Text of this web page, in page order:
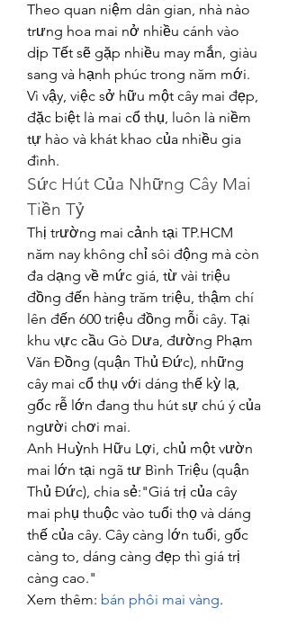
Theo quan niệm dân gian, nhà nào
trưng hoa mai nở nhiều cánh vào
dịp Tết sẽ gặp nhiều may mắn, giàu
sang và hạnh phúc trong năm mới.
Vì vậy, việc sở hữu một cây mai đẹp,
đặc biệt là mai cổ thụ, luôn là niềm
tự hào và khát khao của nhiều gia
đình.
Sức Hút Của Những Cây Mai
Tiền Tỷ
Thị trường mai cảnh tại TP.HCM
năm nay không chỉ sôi động mà còn
đa dạng về mức giá, từ vài triệu
đồng đến hàng trăm triệu, thậm chí
lên đến 600 triệu đồng mỗi cây. Tại
khu vực cầu Gò Dưa, đường Phạm
Văn Đồng (quận Thủ Đức), những
cây mai cổ thụ với dáng thế kỳ lạ,
gốc rễ lớn đang thu hút sự chú ý của
người chơi mai.
Anh Huỳnh Hữu Lợi, chủ một vườn
mai lớn tại ngã tư Bình Triệu (quận
Thủ Đức), chia sẻ:"Giá trị của cây
mai phụ thuộc vào tuổi thọ và dáng
thế của cây. Cây càng lớn tuổi, gốc
càng to, dáng càng đẹp thì giá trị
càng cao."
Xem thêm: bán phôi mai vàng.